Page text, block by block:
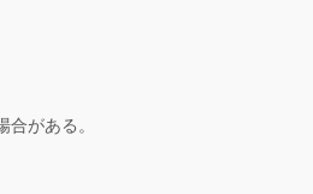
がある。